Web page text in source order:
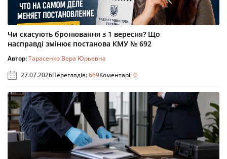
Чи скасують бронювання з 1 вересня? Що
насправді змінює постанова КМУ № 692
Автор:Тарасенко Вера Юрьевна
27.07.2026Переглядів:669Коментарі:0